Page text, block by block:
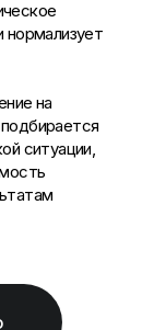
нормализует
на
ситуации,